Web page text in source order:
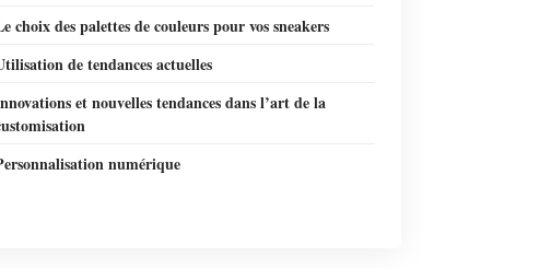
choix des palettes de couleurs pour vos sneakers
de tendances actuelles
et nouvelles tendances dans l’art de la
numérique